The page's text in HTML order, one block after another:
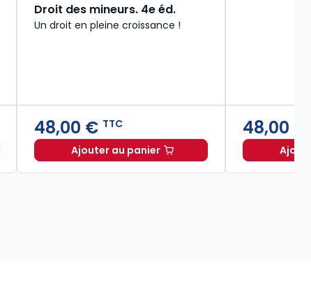
25,50 € Procédure pénale. 9e éd. à partir deDès19,50 €TTC
Droit des mineurs. 4e éd.
Un droit en pleine croissance !
48,00 € TTC
Ajouter au panierDroit des mineurs. 4e éd. à 48,00 €
48,00 €